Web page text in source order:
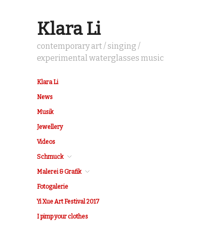
Klara Li
contemporary art / singing /
experimental waterglasses music
Klara Li
News
Musik
Jewellery
Videos
Schmuck
Malerei & Grafik
Fotogalerie
Yi Xue Art Festival 2017
I pimp your clothes